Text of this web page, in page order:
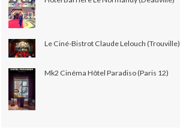
Le Ciné-Bistrot Claude Lelouch (Trouville)
Mk2 Cinéma Hôtel Paradiso (Paris 12)